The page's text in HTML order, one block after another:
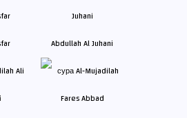
Abdullah Al Juhani